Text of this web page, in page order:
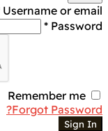
Username or email *
Password *
Remember me
Forgot Password?
Sign In